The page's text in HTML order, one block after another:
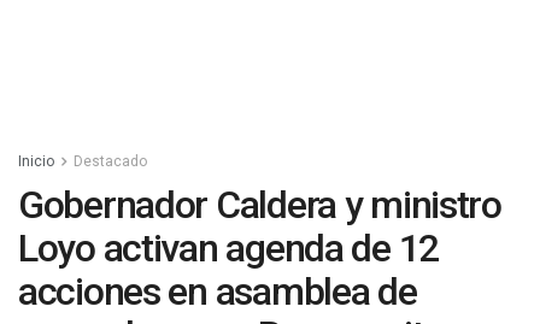
Inicio Destacado
Gobernador Caldera y ministro
Loyo activan agenda de 12
acciones en asamblea de